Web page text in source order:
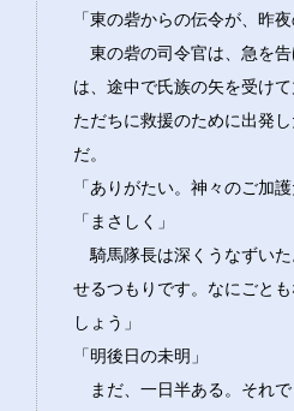
「東の砦からの伝令が、昨
東の砦の司令官は、急を
は、途中で氏族の矢を受け
ただちに救援のために出発
だ。
「ありがたい。神々のご加護
「まさしく」
騎馬隊長は深くうなずいた
せるつもりです。なにごと
しょう」
「明後日の未明」
まだ、一日半ある。それで